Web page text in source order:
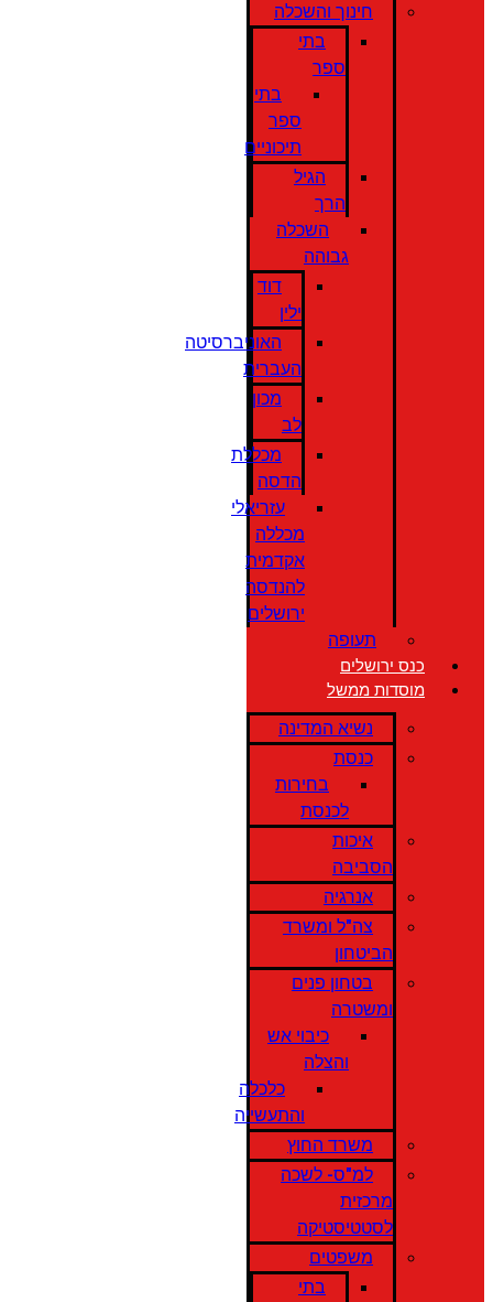
חינוך והשכלה
בתי
ספר
בתי
ספר
תיכוניים
הגיל
הרך
השכלה
גבוהה
דוד
ילין
האוניברסיטה
העברית
מכון
לב
מכללת
הדסה
עזריאלי
מכללה
אקדמית
להנדסה
ירושלים
תעופה
כנס ירושלים
מוסדות ממשל
נשיא המדינה
כנסת
בחירות
לכנסת
איכות
הסביבה
אנרגיה
צה"ל ומשרד
הביטחון
בטחון פנים
ומשטרה
כיבוי אש
והצלה
כלכלה
והתעשייה
משרד החוץ
למ"ס- לשכה
מרכזית
לסטטיסטיקה
משפטים
בתי